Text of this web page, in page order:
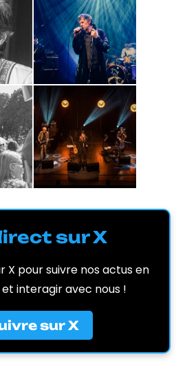
sur X
X pour suivre nos actus en
interagir avec nous !
sur X